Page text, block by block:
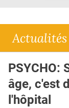
DOSSIERS
RÉSEAUX
E-REVUE SAD
THÉMA
Actualités
PSYCHO:
âge, c'est
l'hôpital